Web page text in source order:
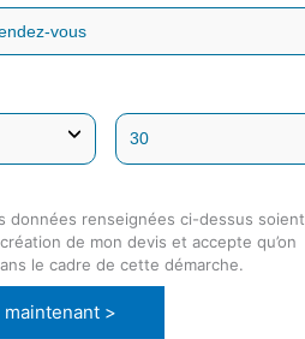
données renseignées ci-dessus soient
de mon devis et accepte qu’on
le cadre de cette démarche.
>